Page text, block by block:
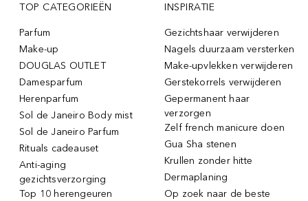
TOP CATEGORIEËN
Parfum
Make-up
DOUGLAS OUTLET
Damesparfum
Herenparfum
Sol de Janeiro Body mist
Sol de Janeiro Parfum
Rituals cadeauset
Anti-aging
gezichtsverzorging
Top 10 herengeuren
INSPIRATIE
Gezichtshaar verwijderen
Nagels duurzaam versterken
Make-upvlekken verwijderen
Gerstekorrels verwijderen
Gepermanent haar
verzorgen
Zelf french manicure doen
Gua Sha stenen
Krullen zonder hitte
Dermaplaning
Op zoek naar de beste